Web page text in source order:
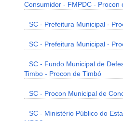
Consumidor - FMPDC - Procon
SC - Prefeitura Municipal -
SC - Prefeitura Municipal -
SC - Fundo Municipal de
Timbo - Procon de Timbó
SC - Procon Municipal de
SC - Ministério Público do